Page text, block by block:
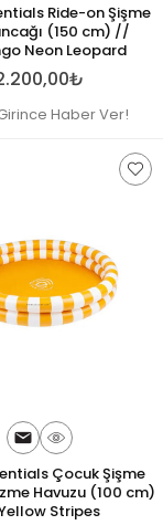
Ride-on Şişme
(150 cm) //
Neon Leopard
Haber Ver!
Çocuk Şişme
Havuzu (100 cm)
Stripes